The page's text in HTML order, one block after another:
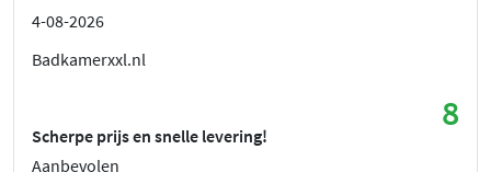
4-08-2026
Badkamerxxl.nl
8
Scherpe prijs en snelle levering!
Aanbevolen